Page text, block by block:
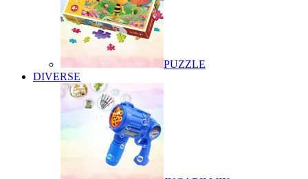
PUZZLE
DIVERSE